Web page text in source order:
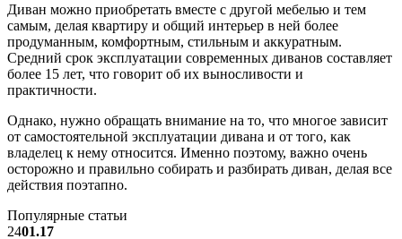
Диван можно приобретать вместе с другой мебелью и тем
самым, делая квартиру и общий интерьер в ней более
продуманным, комфортным, стильным и аккуратным.
Средний срок эксплуатации современных диванов составляет
более 15 лет, что говорит об их выносливости и
практичности.
Однако, нужно обращать внимание на то, что многое зависит
от самостоятельной эксплуатации дивана и от того, как
владелец к нему относится. Именно поэтому, важно очень
осторожно и правильно собирать и разбирать диван, делая все
действия поэтапно.
Популярные статьи
2401.17